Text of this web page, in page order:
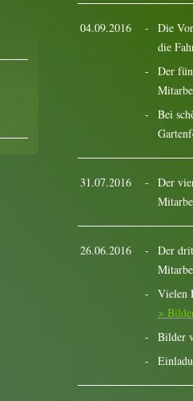
04.09.2016 -
Die
die
-
Der
-
Bei
31.07.2016 -
Der
26.06.2016 -
Der
-
Vielen
>
-
Bilder
-